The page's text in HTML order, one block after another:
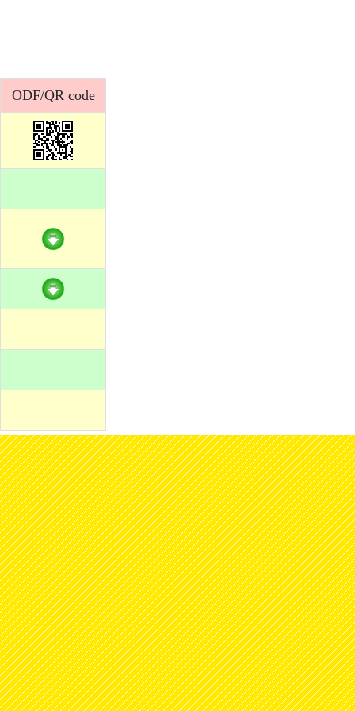
ODF/QR code